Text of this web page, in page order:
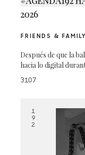
2026
FRIENDS & FAMILY
Después de que la
hacia lo digital
3107
1
9
2